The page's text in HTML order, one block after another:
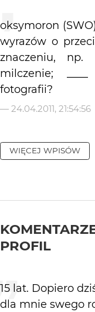
oksymoron
wyrazów o
znaczeniu, np.
milczenie;
fotografii?
— 24.04.2011, 21:54:56
WIĘCEJ WPISÓW
PROFIL
15 lat. Dopiero
dla mnie swego